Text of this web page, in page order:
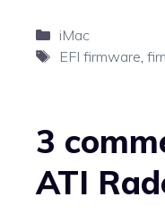
Categorie
iMac
Tag
EFI firmware,
3
ATI